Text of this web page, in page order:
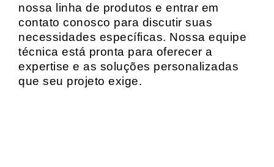
nossa linha de produtos e entrar em
contato conosco para discutir suas
necessidades específicas. Nossa equipe
técnica está pronta para oferecer a
expertise e as soluções personalizadas
que seu projeto exige.